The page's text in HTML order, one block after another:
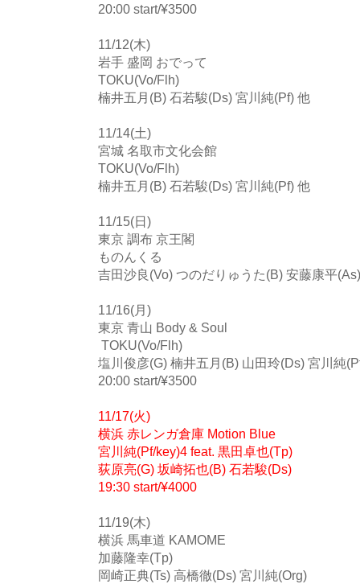
20:00 start/¥3500
11/12(木)
岩手 盛岡 おでって
TOKU(Vo/Flh)
楠井五月(B) 石若駿(Ds) 宮川純(Pf) 他
11/14(土)
宮城 名取市文化会館
TOKU(Vo/Flh)
楠井五月(B) 石若駿(Ds) 宮川純(Pf) 他
11/15(日)
東京 調布 京王閣
ものんくる
吉田沙良(Vo) つのだりゅうた(B) 安藤康平
11/16(月)
東京 青山 Body & Soul
TOKU(Vo/Flh)
塩川俊彦(G) 楠井五月(B) 山田玲(Ds) 宮川純
20:00 start/¥3500
11/17(火)
横浜 赤レンガ倉庫 Motion Blue
宮川純(Pf/key)4 feat. 黒田卓也(Tp)
荻原亮(G) 坂崎拓也(B) 石若駿(Ds)
19:30 start/¥4000
11/19(木)
横浜 馬車道 KAMOME
加藤隆幸(Tp)
岡崎正典(Ts) 高橋徹(Ds) 宮川純(Org)